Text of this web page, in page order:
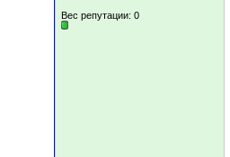
Вес репутации: 0